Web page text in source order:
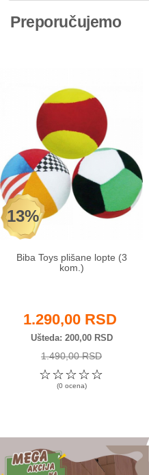
Preporučujemo
13%
Biba Toys plišane lopte (3
kom.)
1.290,00 RSD
Ušteda 200,00 RSD
1.490,00 RSD
☆
☆
☆
☆
☆
(0 ocena)